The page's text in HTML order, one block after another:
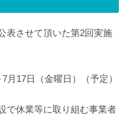
表させて頂いた第2回実施
月17日（金曜日）（予定）
で休業等に取り組む事業者